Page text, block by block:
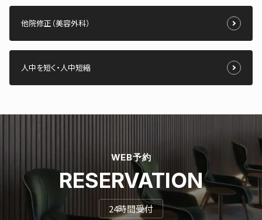
他院修正（美容外科）
人中を短く・人中短縮
WEB予約
RESERVATION
24時間受付